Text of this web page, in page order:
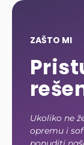
ZAŠTO MI
Ukoliko ne
opremu i